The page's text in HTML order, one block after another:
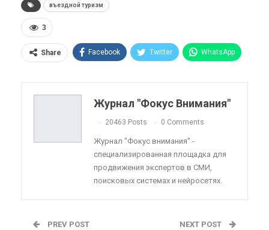
въездной туризм
3
Share Facebook Twitter WhatsApp
Telegram VK Viber
Linkedin Tumblr
Журнал "Фокус Внимания"
20463 Posts 0 Comments
Журнал "Фокус внимания" -
специализированная площадка для
продвижения экспертов в СМИ,
поисковых системах и нейросетях.
PREV POST NEXT POST